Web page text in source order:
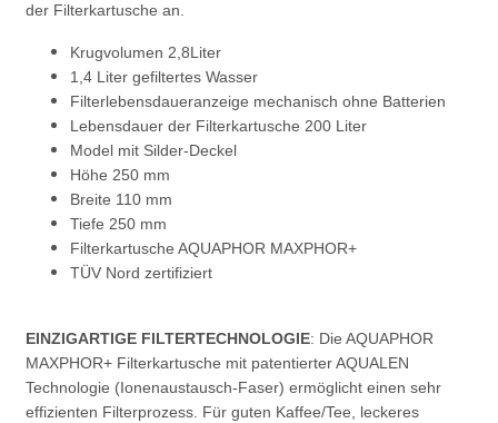
der Filterkartusche an.
Krugvolumen 2,8Liter
1,4 Liter gefiltertes Wasser
Filterlebensdaueranzeige mechanisch ohne Batterien
Lebensdauer der Filterkartusche 200 Liter
Model mit Silder-Deckel
Höhe 250 mm
Breite 110 mm
Tiefe 250 mm
Filterkartusche AQUAPHOR MAXPHOR+
TÜV Nord zertifiziert
EINZIGARTIGE FILTERTECHNOLOGIE: Die AQUAPHOR
MAXPHOR+ Filterkartusche mit patentierter AQUALEN
Technologie (Ionenaustausch-Faser) ermöglicht einen sehr
effizienten Filterprozess. Für guten Kaffee/Tee, leckeres